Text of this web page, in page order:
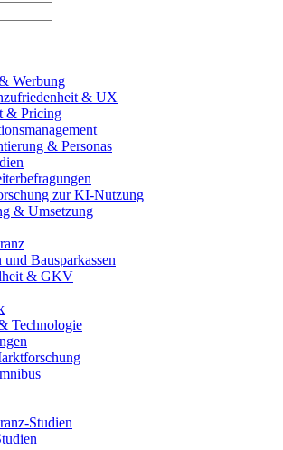
Werbung
& UX
& Pricing
& Personas
zur KI-Nutzung
& Umsetzung
und Bausparkassen
& GKV
Technologie
Studien